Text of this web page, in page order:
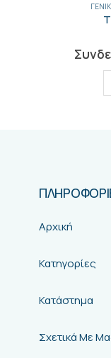
Αρχική
Κατηγορίες
Κατάστημα
Σχετικά Με